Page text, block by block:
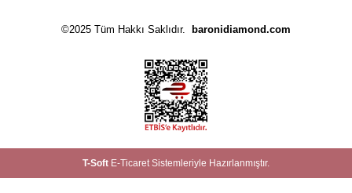
©2025 Tüm Hakkı Saklıdır. baronidiamond.com
T-Soft E-TicaretSistemleriyle Hazırlanmıştır.